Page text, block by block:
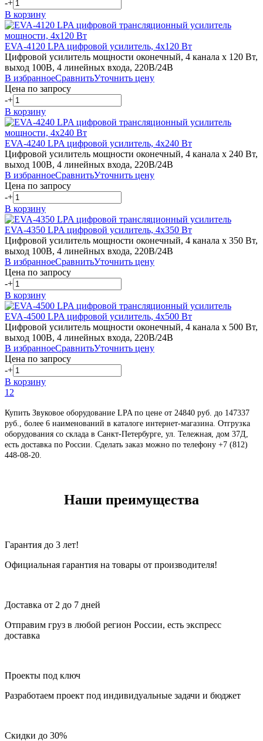
-+
В корзину
EVA-4120 LPA цифровой усилитель, 4х120 Вт
Цифровой усилитель мощности оконечный, 4 канала х 120 Вт,
выход 100В, 4 линейных входа, 220В/24В
В избранноеСравнитьУточнить цену
Цена по запросу
-+
В корзину
EVA-4240 LPA цифровой усилитель, 4х240 Вт
Цифровой усилитель мощности оконечный, 4 канала х 240 Вт,
выход 100В, 4 линейных входа, 220В/24В
В избранноеСравнитьУточнить цену
Цена по запросу
-+
В корзину
EVA-4350 LPA цифровой усилитель, 4х350 Вт
Цифровой усилитель мощности оконечный, 4 канала х 350 Вт,
выход 100В, 4 линейных входа, 220В/24В
В избранноеСравнитьУточнить цену
Цена по запросу
-+
В корзину
EVA-4500 LPA цифровой усилитель, 4х500 Вт
Цифровой усилитель мощности оконечный, 4 канала х 500 Вт,
выход 100В, 4 линейных входа, 220В/24В
В избранноеСравнитьУточнить цену
Цена по запросу
-+
В корзину
1 2
Купить Звуковое оборудование LPA по цене от 24840 руб. до 147337
руб., более 6 наименований в каталоге интернет-магазина. Отгрузка
оборудования со склада в Санкт-Петербурге, ул. Тележная, дом 37Д,
есть доставка по России. Сделать заказ можно по телефону +7 (812)
448-08-20
Наши преимущества
Гарантия до 3 лет!
Официальная гарантия на товары от производителя!
Доставка от 2 до 7 дней
Отправим груз в любой регион России, есть экспресс
доставка
Проекты под ключ
Разработаем проект под индивидуальные задачи и бюджет
Скидки до 30%